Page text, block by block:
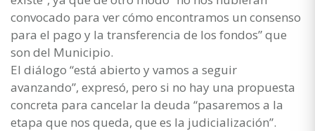
convocado para ver cómo encontramos un consenso
para el pago y la transferencia de los fondos” que
son del Municipio.
El diálogo “está abierto y vamos a seguir
avanzando”, expresó, pero si no hay una propuesta
concreta para cancelar la deuda “pasaremos a la
etapa que nos queda, que es la judicialización”.